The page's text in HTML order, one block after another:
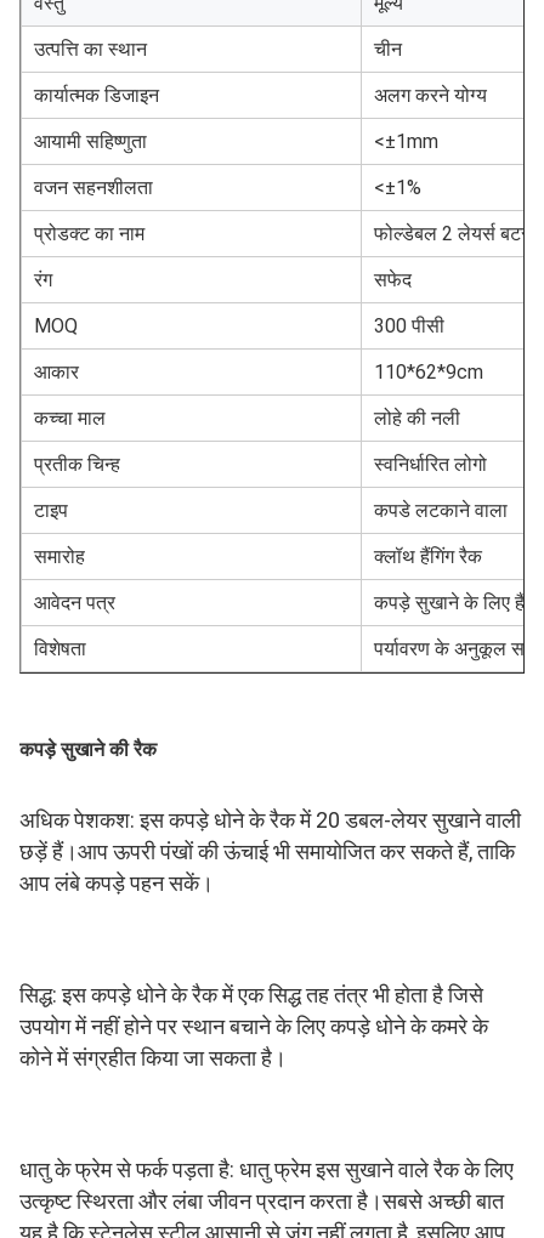
उत्पत्ति का स्थान
चीन
कार्यात्मक डिजाइन
अलग करने योग्य
आयामी सहिष्णुता
<±1mm
वजन सहनशीलता
<±1%
प्रोडक्ट का नाम
फोल्डेबल 2 लेयर्स
रंग
सफेद
MOQ
300 पीसी
आकार
110*62*9cm
कच्चा माल
लोहे की नली
प्रतीक चिन्ह
स्वनिर्धारित लोगो
टाइप
कपडे लटकाने वाला
समारोह
क्लॉथ हैंगिंग रैक
आवेदन पत्र
कपड़े सुखाने के लिए
विशेषता
पर्यावरण के अनुकूल
कपड़े सुखाने की रैक
अधिक पेशकश: इस कपड़े धोने के रैक में 20 डबल-लेयर सुखाने वाली
छड़ें हैं।आप ऊपरी पंखों की ऊंचाई भी समायोजित कर सकते हैं, ताकि
आप लंबे कपड़े पहन सकें।
सिद्ध: इस कपड़े धोने के रैक में एक सिद्ध तह तंत्र भी होता है जिसे
उपयोग में नहीं होने पर स्थान बचाने के लिए कपड़े धोने के कमरे के
कोने में संग्रहीत किया जा सकता है।
धातु के फ्रेम से फर्क पड़ता है: धातु फ्रेम इस सुखाने वाले रैक के लिए
उत्कृष्ट स्थिरता और लंबा जीवन प्रदान करता है।सबसे अच्छी बात
यह है कि स्टेनलेस स्टील आसानी से जंग नहीं लगता है, इसलिए आप